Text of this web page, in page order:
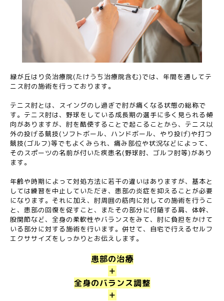
緑が丘はり灸治療院(たけうち治療院含む)では、年間を通してテ
ニス肘の施術を行っております。
テニス肘とは、スイングのし過ぎで肘が痛くなる状態の総称で
す。テニス肘は、野球をしている成長期の選手に多く見られる傾
向がありますが、肘を酷使することで起こることから、テニス以
外の投げる競技(ソフトボール、ハンドボール、やり投げ)や打つ
競技(ゴルフ)等でもよくみられ、痛み部位や状況などによって、
そのスポーツの名前が付いた疾患名(野球肘、ゴルフ肘等)があり
ます。
年齢や時期によって対処方法に若干の違いはありますが、基本と
しては練習を中止していただき、患部の炎症を抑えることが必要
になります。それに加え、肘周囲の筋肉に対しての施術を行うこ
と、患部の回復を促すこと、またその部分に付随する肩、体幹、
股関節など、全身の柔軟性やバランスをみて、肘に負担をかけて
いる部分に対する施術を行います。併せて、自宅で行えるセルフ
エクササイズをしっかりとお伝えします。
患部の治療
＋
全身のバランス調整
＋